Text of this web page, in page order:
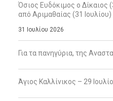
Όσιος Ευδόκιμος ο Δίκαιος
από Αριμαθαίας (31 Ιουλίου)
31 Ιουλίου 2026
Για τα πανηγύρια, της
Άγιος Καλλίνικος – 29